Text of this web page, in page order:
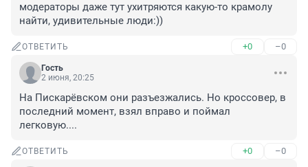
модераторы даже тут ухитряются какую-то крамолу
найти, удивительные люди:))
ОТВЕТИТЬ +0 –0
Гость
2 июня, 20:25
На Пискарёвском они разъезжались. Но кроссовер, в
последний момент, взял вправо и поймал
легковую....
ОТВЕТИТЬ +0 –0